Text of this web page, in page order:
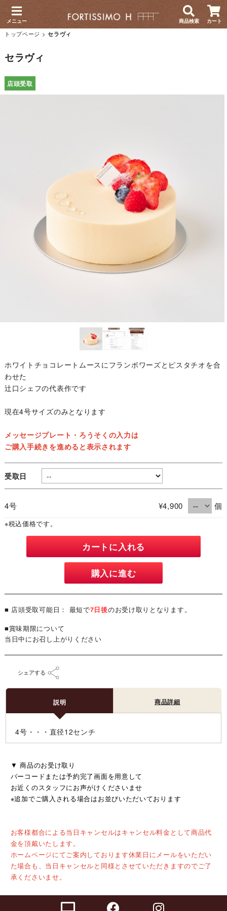
メニュー 商品検索 カート
トップページ >セラヴィ
セラヴィ
店頭受取
ホワイトチョコレートムースにフランボワーズとピスタチオを合
わせた
辻口シェフの代表作です
現在4号サイズのみとなります
メッセージプレート・ろうそくの入力は
ご購入手続きを進めると表示されます
受取日
4号 ¥4,900 個
※税込価格です。
カートに入れる
購入に進む
■ 店頭受取可能日： 最短で7日後のお受け取りとなります。
■賞味期限について
当日中にお召し上がりください
シェアする
説明 商品詳細
4号・・・直径12センチ
▼ 商品のお受け取り
バーコードまたは予約完了画面を用意して
お近くのスタッフにお声がけくださいませ
※追加でご購入される場合はお並びいただいております
お客様都合による当日キャンセルはキャンセル料金として商品代
金を頂戴いたします。
ホームページにてご案内しております休業日にメールをいただい
た場合も、当日キャンセルと同様とさせていただきますのでご了
承くださいませ。